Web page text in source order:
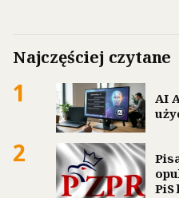
Najczęściej czytane
1
AI
2
PiS